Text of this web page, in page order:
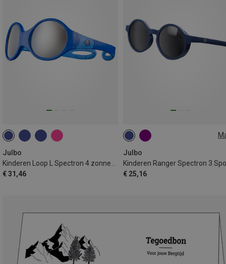
Julbo
€ 31,46
Julbo
€ 25,16
S | 4-8 J.